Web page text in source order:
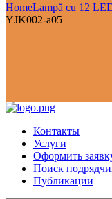
HomeLampă cu 12
YJK002-a05
Контакты
Услуги
Оформить
Поиск
Публикации